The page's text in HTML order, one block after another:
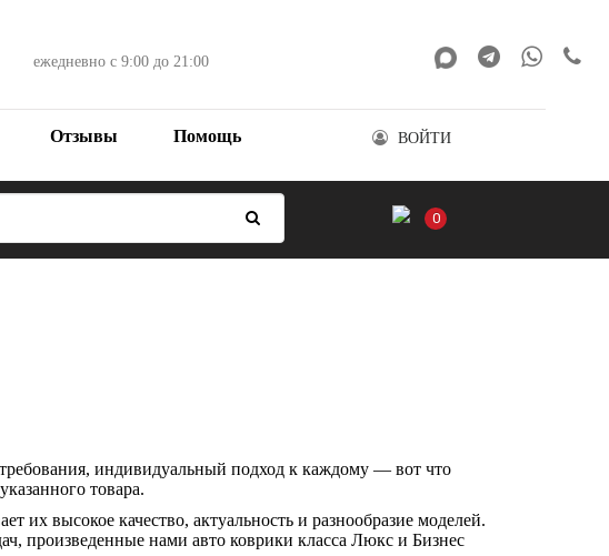
ежедневнос 9:00 до 21:00
Отзывы Помощь ВОЙТИ
0
индивидуальный подход к каждому — вот что
товара.
их высокое качество, актуальность и разнообразие моделей.
произведенные нами авто коврики класса Люкс и Бизнес